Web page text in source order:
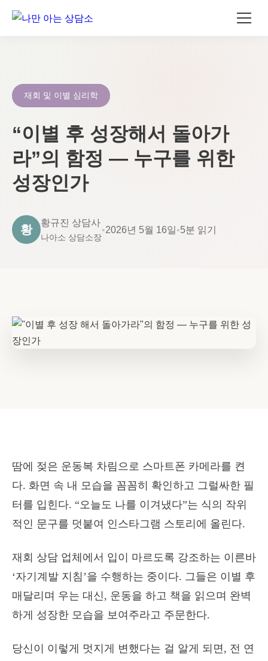
재회 및 이별 심리학
“이별 후 성장해서 돌아가
라”의 함정 — 누구를 위한
성장인가
황
황규진 상담사
나아소 상담소장
•2026년 5월 16일•5분 읽기
땀에 젖은 운동복 차림으로 스마트폰 카메라를 켠
다. 화면 속 내 모습을 꼼꼼히 확인하고 그럴싸한 필
터를 입힌다. “오늘도 나를 이겨냈다”는 식의 작위
적인 문구를 덧붙여 인스타그램 스토리에 올린다.
재회 상담 업체에서 입이 마르도록 강조하는 이른바
‘자기계발 지침’을 수행하는 중이다. 그들은 이별 후
매달리며 우는 대신, 운동을 하고 책을 읽으며 완벽
하게 성장한 모습을 보여주라고 주문한다.
당신이 이렇게 멋지게 변했다는 걸 알게 되면, 전 연